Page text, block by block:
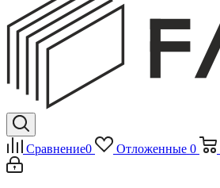
Сравнение0 Отложенные 0